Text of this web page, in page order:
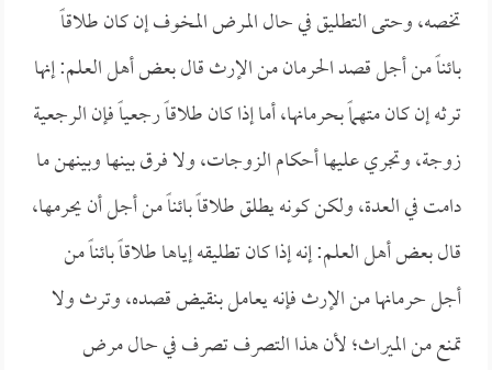
تخصه، وحتى التطليق في حال المرض المخوف إن كان طلاقاً
بائناً من أجل قصد الحرمان من الإرث قال بعض أهل العلم: إنها
ترثه إن كان متهماً بحرمانها، أما إذا كان طلاقاً رجعياً فإن الرجعية
زوجة، وتجري عليها أحكام الزوجات، ولا فرق بينها وبينهن ما
دامت في العدة، ولكن كونه يطلق طلاقاً بائناً من أجل أن يحرمها،
قال بعض أهل العلم: إنه إذا كان تطليقه إياها طلاقاً بائناً من
أجل حرمانها من الإرث فإنه يعامل بنقيض قصده، وترث ولا
تمنع من الميراث؛ لأن هذا التصرف تصرف في حال مرض